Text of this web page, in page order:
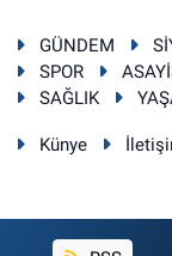
GÜNDEM
SPOR
SAĞLIK
Künye